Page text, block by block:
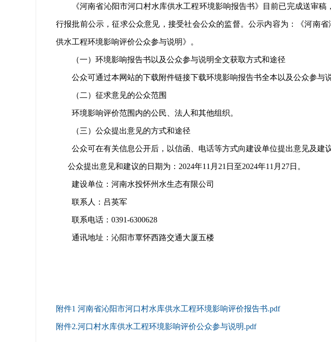
《河南省沁阳市河口村水库供水工程环境影响报告书》目前已完成送审稿
行报批前公示，征求公众意见，接受社会公众的监督。公示内容为：《河南
供水工程环境影响评价公众参与说明》。
（一）环境影响报告书以及公众参与说明全文获取方式和途径
公众可通过本网站的下载附件链接下载环境影响报告书全本以及公众参与说
（二）征求意见的公众范围
环境影响评价范围内的公民、法人和其他组织。
（三）公众提出意见的方式和途径
公众可在有关信息公开后，以信函、电话等方式向建设单位提出意见及建议
公众提出意见和建议的日期为：2024年11月21日至2024年11月27日。
建设单位：河南水投怀州水生态有限公司
联系人：吕英军
联系电话：0391-6300628
通讯地址：沁阳市覃怀西路交通大厦五楼
附件1 河南省沁阳市河口村水库供水工程环境影响评价报告书.pdf
附件2.河口村水库供水工程环境影响评价公众参与说明.pdf